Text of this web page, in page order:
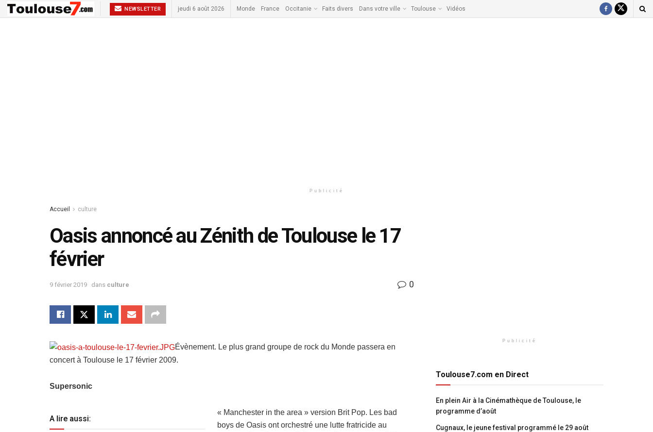
NEWSLETTER jeudi 6 août 2026 Monde France Occitanie Faits divers Dans votre ville Toulouse Vidéos
Publicité
Accueil culture
Oasis annoncé au Zénith de Toulouse le 17
février
9 février 2019 dans culture 0
Évènement. Le plus grand groupe de rock du Monde passera en
concert à Toulouse le 17 février 2009.
Supersonic
A lire aussi:
« Manchester in the area » version Brit Pop. Les bad
boys de Oasis ont orchestré une lutte fratricide au
Publicité
Toulouse7.com en Direct
En plein Air à la Cinémathèque de Toulouse, le
programme d’août
Cugnaux, le jeune festival programmé le 29 août